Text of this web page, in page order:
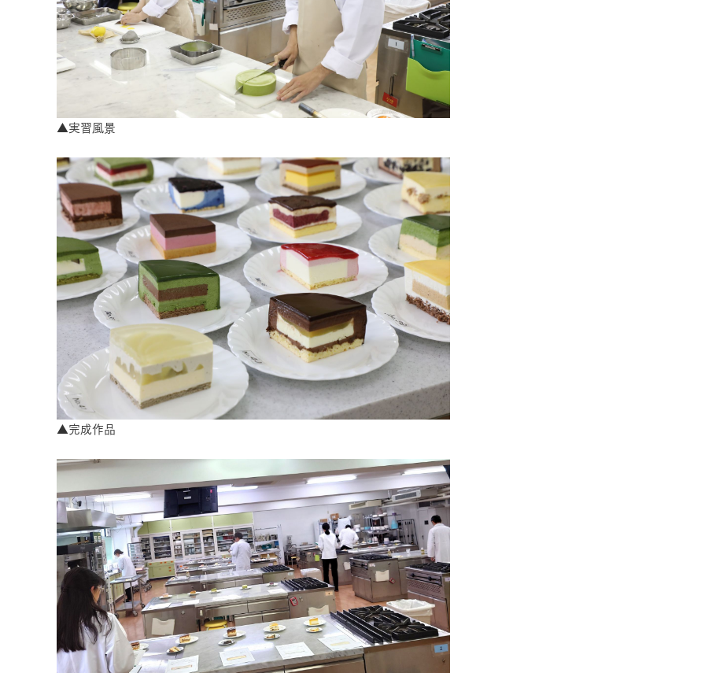
▲実習風景
▲完成作品